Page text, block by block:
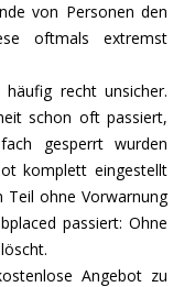
von Personen den
oftmals extremst
recht unsicher.
schon oft passiert,
gesperrt wurden
komplett eingestellt
Teil ohne Vorwarnung
passiert: Ohne
Angebot zu